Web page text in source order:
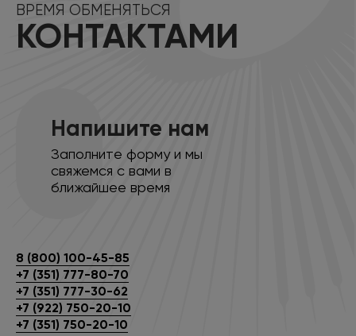
ВРЕМЯ ОБМЕНЯТЬСЯ
КОНТАКТАМИ
Напишите нам
Заполните форму и мы
свяжемся с вами в
ближайшее время
8 (800) 100-45-85
+7 (351) 777-80-70
+7 (351) 777-30-62
+7 (922) 750-20-10
+7 (351) 750-20-10